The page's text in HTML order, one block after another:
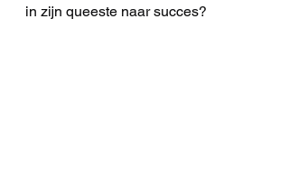
in zijn queeste naar succes?